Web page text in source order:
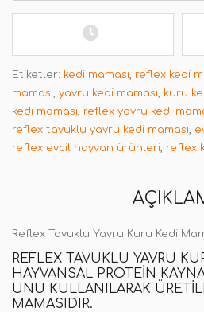
Etiketler: kedi maması, reflex kedi
maması, yavru kedi maması, kuru
kedi maması, reflex yavru kedi
reflex tavuklu yavru kedi maması,
reflex evcil hayvan ürünleri, reflex
Reflex Tavuklu Yavru Kuru Kedi
REFLEX TAVUKLU YAVRU
HAYVANSAL PROTEIN
UNU KULLANILARAK
MAMASIDIR.